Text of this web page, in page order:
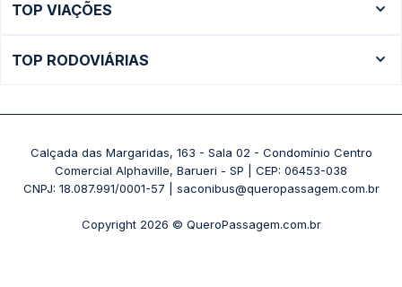
Ônibus São Paulo
TOP VIAÇÕES
Passagens Pássaro Marron
+ Viações
TOP RODOVIÁRIAS
Rodoviária Belo Horizonte - Gov. Israel Pinheiro (Tergip)
Rodoviária Curitiba
+ Rodoviárias
Calçada das Margaridas, 163 - Sala 02 - Condomínio Centro
Comercial Alphaville, Barueri - SP | CEP: 06453-038
CNPJ: 18.087.991/0001-57 | saconibus@queropassagem.com.br
Copyright 2026 © QueroPassagem.com.br